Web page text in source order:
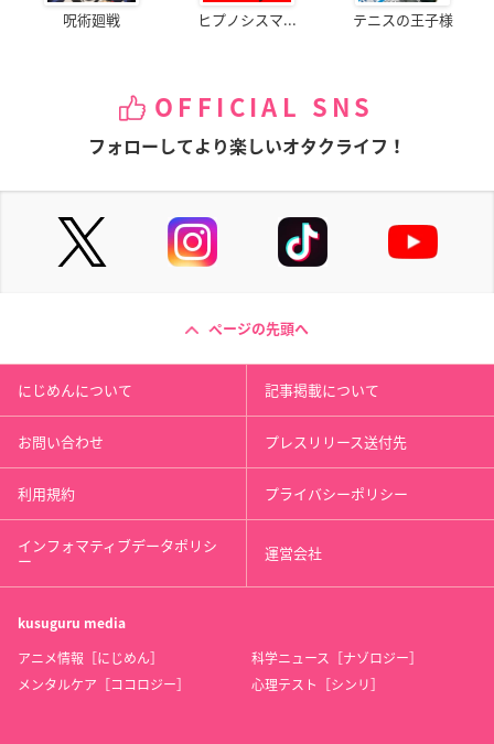
呪術廻戦 ヒプノシスマ... テニスの王子様
OFFICIAL SNS
フォローしてより楽しいオタクライフ！
ページの先頭へ
にじめんについて 記事掲載について
お問い合わせ プレスリリース送付先
利用規約 プライバシーポリシー
インフォマティブデータポリシ
ー 運営会社
kusuguru media
アニメ情報［にじめん］
科学ニュース［ナゾロジー］
メンタルケア［ココロジー］
心理テスト［シンリ］